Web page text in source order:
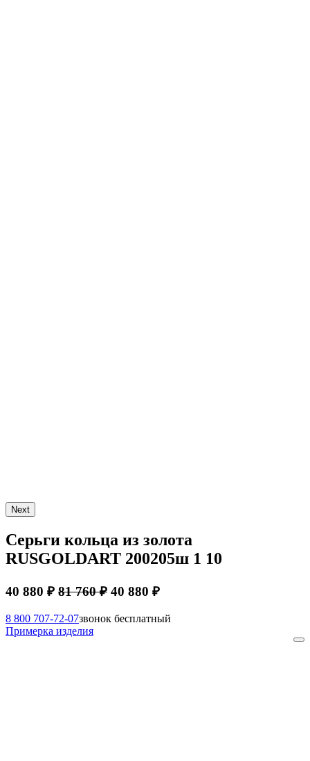
Next
Серьги кольца из золота
RUSGOLDART 200205ш 1 10
40 880 ₽ 81 760 ₽ 40 880 ₽
8 800 707-72-07звонок бесплатный
Примерка изделия